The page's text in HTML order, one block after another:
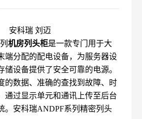
安科瑞 刘迈
机房列头柜是一款专门用于大
端分配的配电设备，为服务器设
储设备提供了安全可靠的电源。
的数据、准确的查找到故障、时
通过显示单元和通讯上传至后台
。安科瑞ANDPF系列精密列头